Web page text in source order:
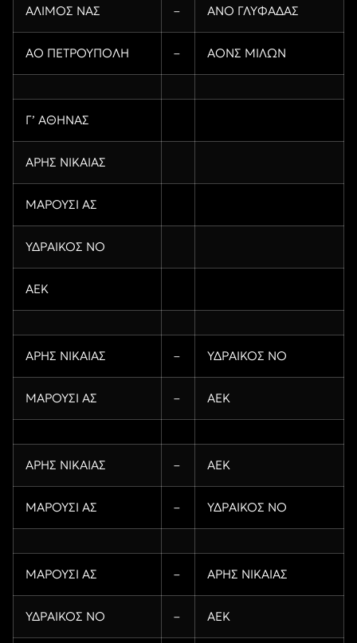
ΑΛΙΜΟΣ ΝΑΣ – ΑΝΟ ΓΛΥΦΑΔΑΣ
ΑΟ ΠΕΤΡΟΥΠΟΛΗ – ΑΟΝΣ ΜΙΛΩΝ
Γ’ ΑΘΗΝΑΣ
ΑΡΗΣ ΝΙΚΑΙΑΣ
ΜΑΡΟΥΣΙ ΑΣ
ΥΔΡΑΙΚΟΣ ΝΟ
ΑΕΚ
ΑΡΗΣ ΝΙΚΑΙΑΣ – ΥΔΡΑΙΚΟΣ ΝΟ
ΜΑΡΟΥΣΙ ΑΣ – ΑΕΚ
ΑΡΗΣ ΝΙΚΑΙΑΣ – ΑΕΚ
ΜΑΡΟΥΣΙ ΑΣ – ΥΔΡΑΙΚΟΣ ΝΟ
ΜΑΡΟΥΣΙ ΑΣ – ΑΡΗΣ ΝΙΚΑΙΑΣ
ΥΔΡΑΙΚΟΣ ΝΟ – ΑΕΚ